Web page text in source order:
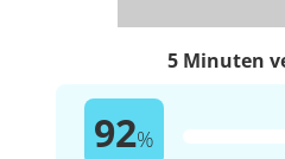
5 Minuten
92%